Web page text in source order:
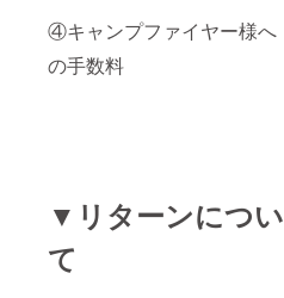
④キャンプファイヤー様へ
の手数料
▼リターンについ
て